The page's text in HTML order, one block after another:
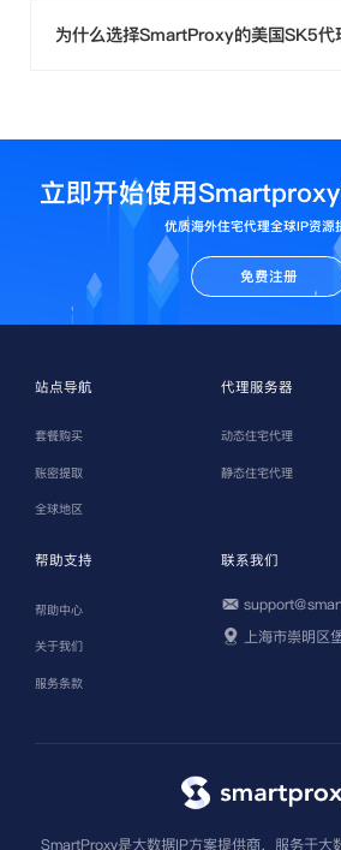
为什么选择SmartProxy的美国SK5代
立即开始使用
优质海外住宅代理全球IP资源
免费注册
站点导航
套餐购买
账密提取
全球地区
代理服务器
动态住宅代理
静态住宅代理
帮助支持
帮助中心
关于我们
服务条款
联系我们
上海市崇明区
SmartProxy是大数据IP方案提供商，服务于大